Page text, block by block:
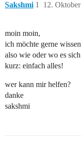
Sakshmi 12.
1
moin moin,
ich möchte gerne
also wie oder wo es
kurz: einfach alles!
wer kann mir helfen?
danke
sakshmi